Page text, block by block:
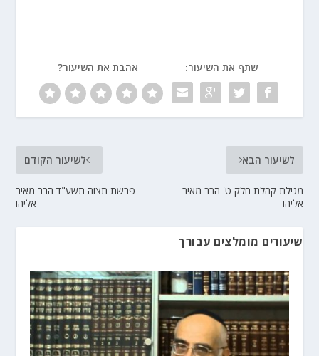
שתף את השיעור: אהבת את השיעור?
לשיעור הקודם
פרשת תצוה תשע"ד הרב מאיר
אליהו
לשיעור הבא
מגילת קהלת חלק ט' הרב מאיר
אליהו
שיעורים מומלצים עבורך